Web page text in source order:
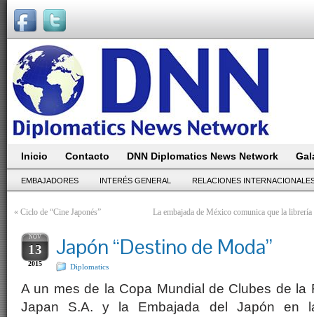
Inicio Contacto DNN Diplomatics News Network
EMBAJADORES INTERÉS GENERAL RELACIONES
« Ciclo de “Cine Japonés” La embajada de México comunica que la
NOV
13
2015
Japón “Destino de Moda”
Diplomatics
A un mes de la Copa Mundial de Clubes de la
Japan S.A. y la Embajada del Japón en